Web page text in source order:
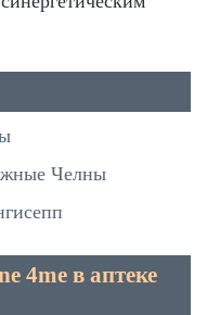
Челны
4me в аптеке